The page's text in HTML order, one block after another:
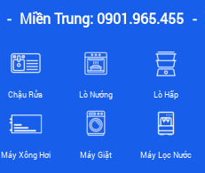
- Miền Trung: 0901.965.455 -
Chậu Rửa Lò Nướng Lò Hấp
Máy Xông Hơi Máy Giặt Máy Lọc Nước